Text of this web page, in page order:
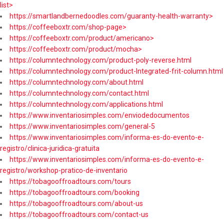
list>
https://smartlandbernedoodles.com/guaranty-health-warranty>
https://coffeeboxtr.com/shop-page>
https://coffeeboxtr.com/product/americano>
https://coffeeboxtr.com/product/mocha>
https://columntechnology.com/product-poly-reverse.html
https://columntechnology.com/product-Integrated-frit-column.html
https://columntechnology.com/about.html
https://columntechnology.com/contact.html
https://columntechnology.com/applications.html
https://www.inventariosimples.com/enviodedocumentos
https://www.inventariosimples.com/general-5
https://www.inventariosimples.com/informa-es-do-evento-e-
registro/clinica-juridica-gratuita
https://www.inventariosimples.com/informa-es-do-evento-e-
registro/workshop-pratico-de-inventario
https://tobagooffroadtours.com/tours
https://tobagooffroadtours.com/booking
https://tobagooffroadtours.com/about-us
https://tobagooffroadtours.com/contact-us